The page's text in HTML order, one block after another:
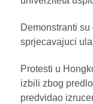
Demonstranti
sprjecavajuci
Protesti u
izbili zbog
predvidao